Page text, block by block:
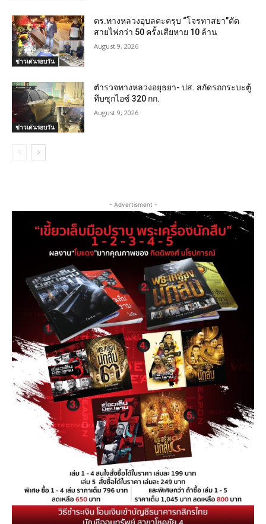
ข่าวเด่นรอบวัน
ตร.ทางหลวงอุบลตะครุบ “โจรทาสยา”ตัด
สายไฟกว่า 50 ครั้งเสียหาย 10 ล้าน
August 9, 2026
ข่าวเด่นรอบวัน
ตำรวจทางหลวงอยุธยา- ปส. สกัดรถกระบะตู้
ทึบซุกไอซ์ 320 กก.
August 9, 2026
- Advertisment -